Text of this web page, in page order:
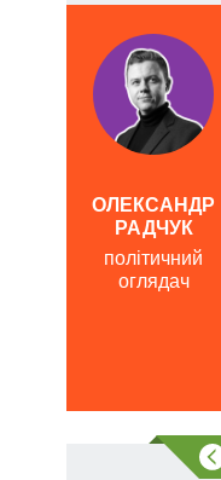
ОЛЕКСАНДР
РАДЧУК
політичний
оглядач